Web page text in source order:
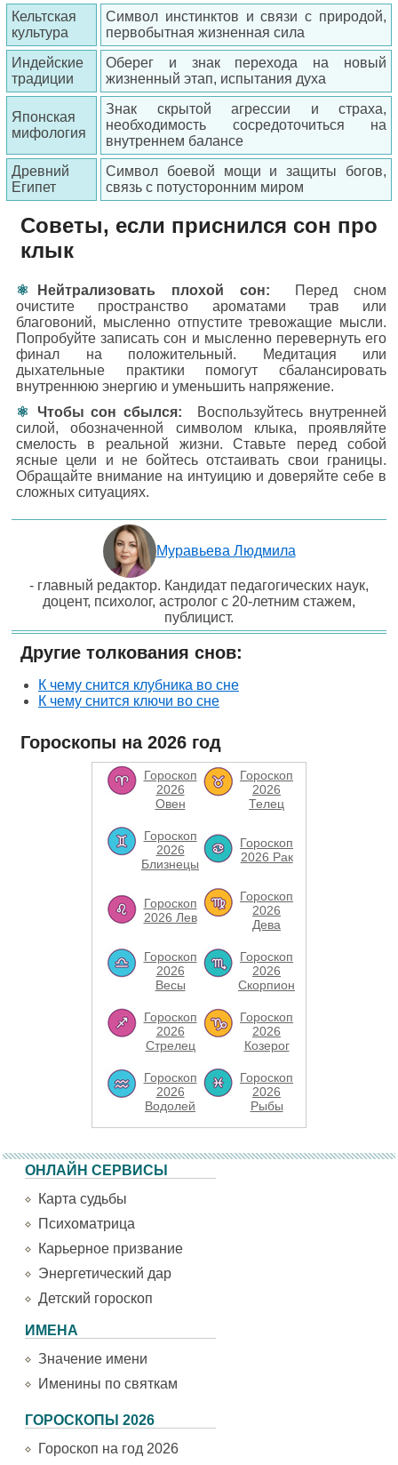
Кельтская
культура
Символ инстинктов и связи с природой,
первобытная жизненная сила
Индейские
традиции
Оберег и знак перехода на новый
жизненный этап, испытания духа
Японская
мифология
Знак скрытой агрессии и страха,
необходимость сосредоточиться на
внутреннем балансе
Древний
Египет
Символ боевой мощи и защиты богов,
связь с потусторонним миром
Советы, если приснился сон про
клык
Нейтрализовать плохой сон:
Перед сном
очистите пространство ароматами трав или
благовоний, мысленно отпустите тревожащие мысли.
Попробуйте записать сон и мысленно перевернуть его
финал на положительный. Медитация или
дыхательные практики помогут сбалансировать
внутреннюю энергию и уменьшить напряжение.
Чтобы сон сбылся:
Воспользуйтесь внутренней
силой, обозначенной символом клыка, проявляйте
смелость в реальной жизни. Ставьте перед собой
ясные цели и не бойтесь отстаивать свои границы.
Обращайте внимание на интуицию и доверяйте себе в
сложных ситуациях.
Муравьева Людмила
- главный редактор. Кандидат педагогических наук,
доцент, психолог, астролог с 20-летним стажем,
публицист.
Другие толкования снов:
К чему снится клубника во сне
К чему снится ключи во сне
Гороскопы на 2026 год
Гороскоп
2026
Овен
Гороскоп
2026
Телец
Гороскоп
2026
Близнецы
Гороскоп
2026 Рак
Гороскоп
2026 Лев
Гороскоп
2026
Дева
Гороскоп
2026
Весы
Гороскоп
2026
Скорпион
Гороскоп
2026
Стрелец
Гороскоп
2026
Козерог
Гороскоп
2026
Водолей
Гороскоп
2026
Рыбы
ОНЛАЙН СЕРВИСЫ
Карта судьбы
Психоматрица
Карьерное призвание
Энергетический дар
Детский гороскоп
ИМЕНА
Значение имени
Именины по святкам
ГОРОСКОПЫ 2026
Гороскоп на год 2026